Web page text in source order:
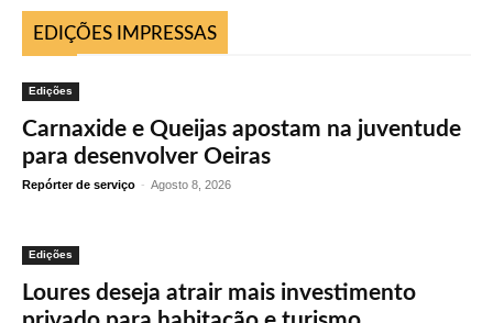
EDIÇÕES IMPRESSAS
Edições
Carnaxide e Queijas apostam na juventude
para desenvolver Oeiras
Repórter de serviço - Agosto 8, 2026
Edições
Loures deseja atrair mais investimento